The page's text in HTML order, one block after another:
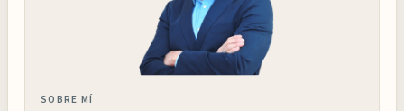
SOBRE MÍ